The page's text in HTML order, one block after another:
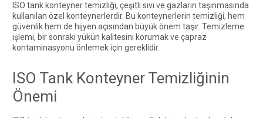
ISO tank konteyner temizliği, çeşitli sıvı ve gazların taşınmasında
kullanılan özel konteynerlerdir. Bu konteynerlerin temizliği, hem
güvenlik hem de hijyen açısından büyük önem taşır. Temizleme
işlemi, bir sonraki yükün kalitesini korumak ve çapraz
kontaminasyonu önlemek için gereklidir.
ISO Tank Konteyner Temizliğinin
Önemi